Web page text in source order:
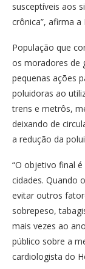
susceptíveis aos
crônica”, afirma a
População que
os moradores de
pequenas ações
poluidoras ao
trens e metrôs,
deixando de
a redução da
“O objetivo final
cidades. Quando
evitar outros
sobrepeso,
mais vezes ao
público sobre a
cardiologista do